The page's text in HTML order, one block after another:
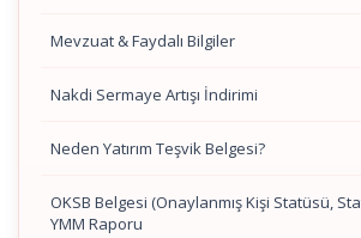
Mevzuat & Faydalı Bilgiler
Nakdi Sermaye Artışı İndirimi
Neden Yatırım Teşvik Belgesi?
OKSB Belgesi (Onaylanmış Kişi Statüsü,
YMM Raporu